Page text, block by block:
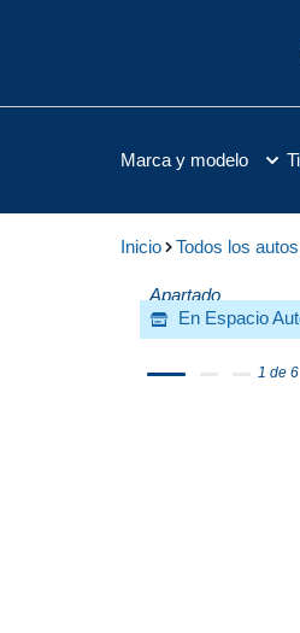
Marca y modelo
Inicio Todos los autos
Apartado
En Espacio
1 de 6